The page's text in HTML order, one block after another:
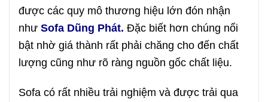
được các quy mô thương hiệu lớn đón nhận
như Sofa Dũng Phát. Đặc biết hơn chúng nổi
bật nhờ giá thành rất phải chăng cho đến chất
lượng cũng như rõ ràng nguồn gốc chất liệu.
Sofa có rất nhiều trải nghiệm và được trải qua